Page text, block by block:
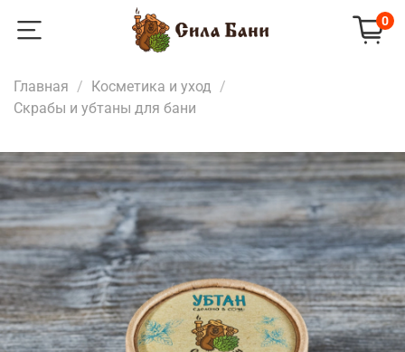
0
Главная
Косметика и уход
Скрабы и убтаны для бани